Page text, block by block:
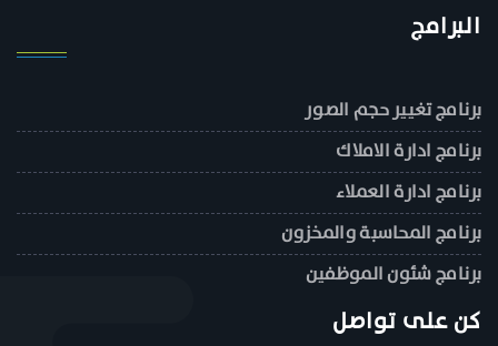
البرامج
برنامج تغيير حجم الصور
برنامج ادارة الاملاك
برنامج ادارة العملاء
برنامج المحاسبة والمخزون
برنامج شئون الموظفين
كن على تواصل